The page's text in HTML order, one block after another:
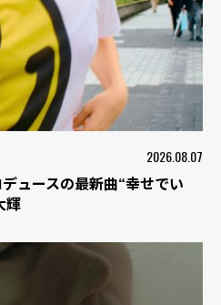
2026.08.07
ュースの最新曲“幸せでい
輝